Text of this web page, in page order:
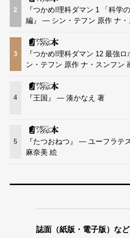
2
『つかめ!理科ダマン 1 「科学
編』 — シン・テフン 原作 ナ・
3
『つかめ!理科ダマン 12 最強
ン・テフン 原作 ナ・スンフン
4 『王国』 — 湊かなえ 著
5
『たつおねつ』 — ユーフラテ
麻奈美 絵
誌面（紙版・電子版）な